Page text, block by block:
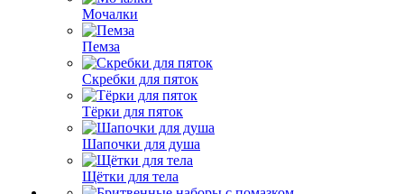
Мочалки
Пемза
Скребки для пяток
Тёрки для пяток
Шапочки для душа
Щётки для тела